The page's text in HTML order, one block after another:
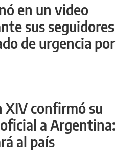
en un video
sus seguidores
de urgencia por
XIV confirmó su
a Argentina:
al país